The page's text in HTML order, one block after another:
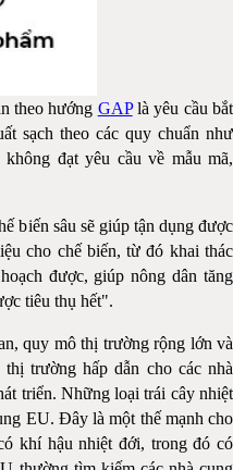
theo hướng GAPlà yêu cầu bắt
sạch theo các quy chuẩn như
đạt yêu cầu về mẫu mã,
biến sâu sẽ giúp tận dụng được
cho chế biến, từ đó khai thác
được, giúp nông dân tăng
tiêu thụ hết".
quy mô thị trường rộng lớn và
trường hấp dẫn cho các nhà
triển. Những loại trái cây nhiệt
EU. Đây là một thế mạnh cho
khí hậu nhiệt đới, trong đó có